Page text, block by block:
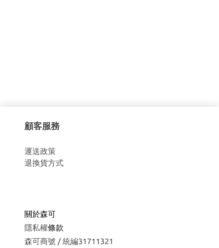
顧客服務
運送政策
退換貨方式
關於森可
隱私權條款
森可商號 / 統編31711321